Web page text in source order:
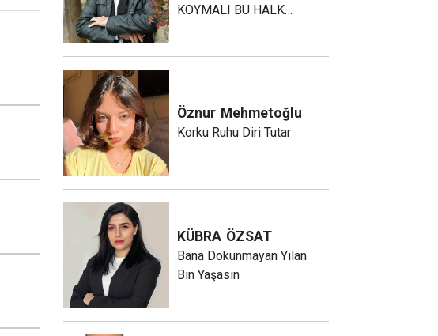
KOYMALI BU HALK…
Öznur Mehmetoğlu
Korku Ruhu Diri Tutar
KÜBRA ÖZSAT
Bana Dokunmayan Yılan
Bin Yaşasın